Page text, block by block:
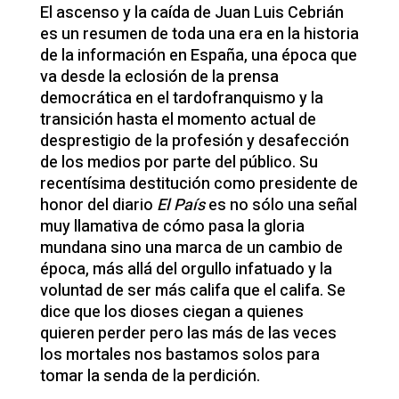
El ascenso y la caída de Juan Luis Cebrián
es un resumen de toda una era en la historia
de la información en España, una época que
va desde la eclosión de la prensa
democrática en el tardofranquismo y la
transición hasta el momento actual de
desprestigio de la profesión y desafección
de los medios por parte del público. Su
recentísima destitución como presidente de
honor del diario El Países no sólo una señal
muy llamativa de cómo pasa la gloria
mundana sino una marca de un cambio de
época, más allá del orgullo infatuado y la
voluntad de ser más califa que el califa. Se
dice que los dioses ciegan a quienes
quieren perder pero las más de las veces
los mortales nos bastamos solos para
tomar la senda de la perdición.